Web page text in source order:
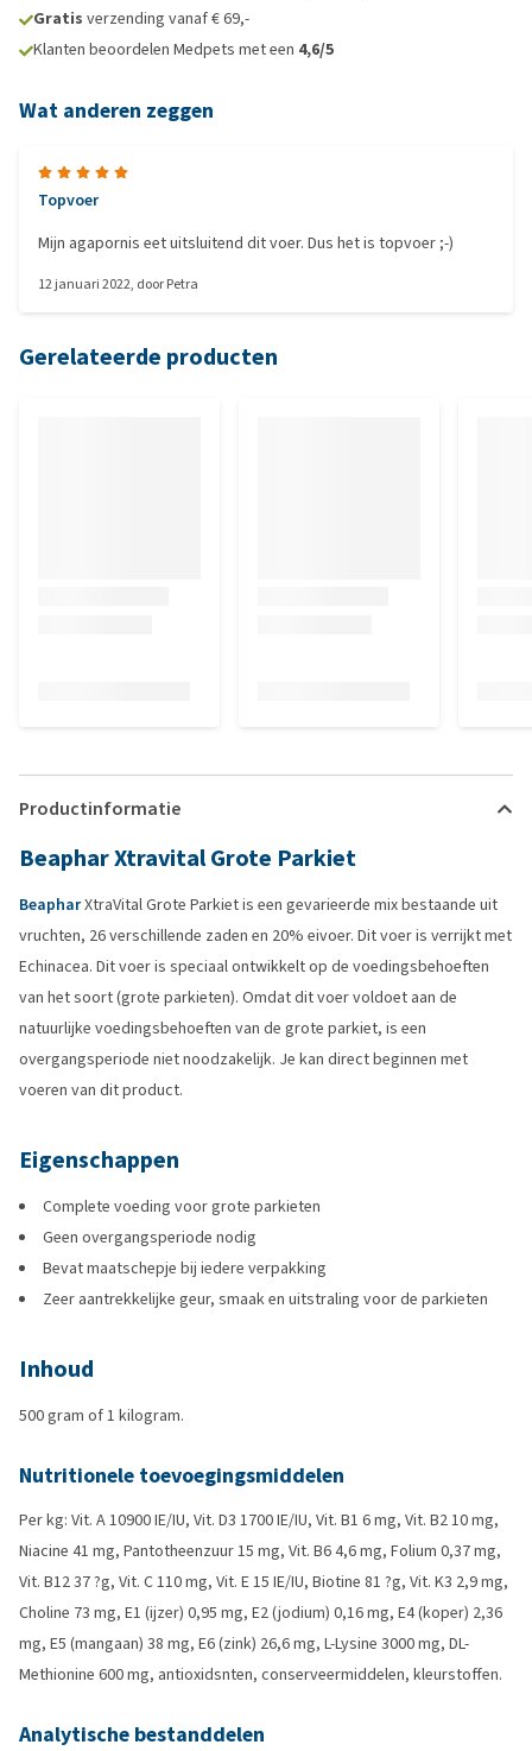
Gratis verzending vanaf € 69,-
Klanten beoordelen Medpets met een 4,6/5
Wat anderen zeggen
Topvoer
Mijn agapornis eet uitsluitend dit voer. Dus het is topvoer ;-)
12 januari 2022, doorPetra
Gerelateerde producten
Productinformatie
Beaphar Xtravital Grote Parkiet
BeapharXtraVital Grote Parkiet is een gevarieerde mix bestaande uit
vruchten, 26 verschillende zaden en 20% eivoer. Dit voer is verrijkt met
Echinacea. Dit voer is speciaal ontwikkelt op de voedingsbehoeften
van het soort (grote parkieten). Omdat dit voer voldoet aan de
natuurlijke voedingsbehoeften van de grote parkiet, is een
overgangsperiode niet noodzakelijk. Je kan direct beginnen met
voeren van dit product.
Eigenschappen
Complete voeding voor grote parkieten
Geen overgangsperiode nodig
Bevat maatschepje bij iedere verpakking
Zeer aantrekkelijke geur, smaak en uitstraling voor de parkieten
Inhoud
500 gram of 1 kilogram.
Nutritionele toevoegingsmiddelen
Per kg: Vit. A 10900 IE/IU, Vit. D3 1700 IE/IU, Vit. B1 6 mg, Vit. B2 10 mg,
Niacine 41 mg, Pantotheenzuur 15 mg, Vit. B6 4,6 mg, Folium 0,37 mg,
Vit. B12 37 ?g, Vit. C 110 mg, Vit. E 15 IE/IU, Biotine 81 ?g, Vit. K3 2,9 mg,
Choline 73 mg, E1 (ijzer) 0,95 mg, E2 (jodium) 0,16 mg, E4 (koper) 2,36
mg, E5 (mangaan) 38 mg, E6 (zink) 26,6 mg, L-Lysine 3000 mg, DL-
Methionine 600 mg, antioxidsnten, conserveermiddelen, kleurstoffen.
Analytische bestanddelen